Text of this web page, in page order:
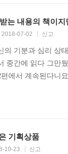
는 내용의 책이
2018-07-02 신고
의 기분과 심리 상
중간에 읽다 그만
에서 계속된다니
기획상품
10-23 신고